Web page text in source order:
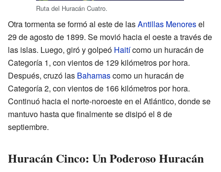
Ruta del Huracán Cuatro.
Otra tormenta se formó al este de lasAntillas Menoresel
29 de agosto de 1899. Se movió hacia el oeste a través de
las islas. Luego, giró y golpeó Haitícomo un huracán de
Categoría 1, con vientos de 129 kilómetros por hora.
Después, cruzó las Bahamascomo un huracán de
Categoría 2, con vientos de 166 kilómetros por hora.
Continuó hacia el norte-noroeste en el Atlántico, donde se
mantuvo hasta que finalmente se disipó el 8 de
septiembre.
Huracán Cinco: Un Poderoso Huracán